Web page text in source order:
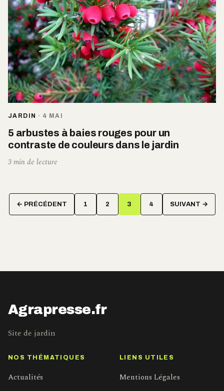
JARDIN · 4 MAI
5 arbustes à baies rouges pour un
contraste de couleurs dans le jardin
3 min de lecture
Pagination
des
← PRÉCÉDENT 1 2 3 4 SUIVANT →
Agrapresse.fr
Site de jardin
NOS THÉMATIQUES
Actualités
LIENS UTILES
Mentions Légales